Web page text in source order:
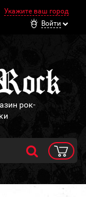
Укажите ваш город
Войти
рок-